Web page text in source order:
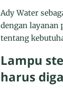
Ady Water
dengan layanan
tentang
Lampu
harus